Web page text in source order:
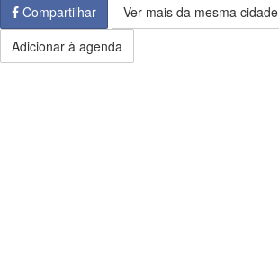
Compartilhar
Ver mais da mesma cidade
Adicionar à agenda